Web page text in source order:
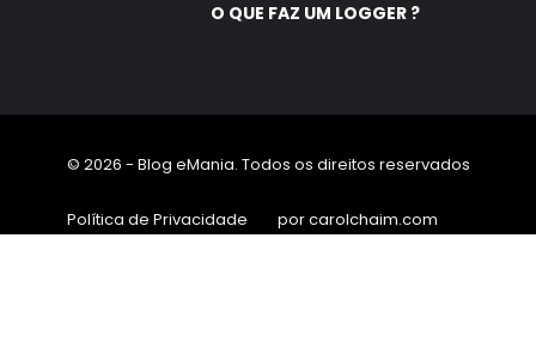
O QUE FAZ UM LOGGER ?
© 2026 - Blog eMania. Todos os direitos reservados
Política de Privacidade por carolchaim.com